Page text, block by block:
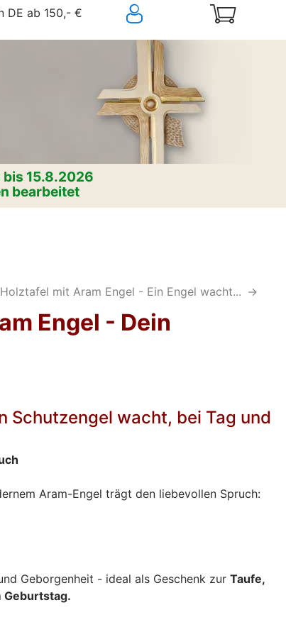
DE ab 150,- €
15.8.2026
bearbeitet
Holztafel mit Aram Engel - Ein Engel wacht... ->
Engel - Dein
Schutzengel wacht, bei Tag und
Aram-Engel trägt den liebevollen Spruch:
Geborgenheit - ideal als Geschenk zur Taufe,
Geburtstag.